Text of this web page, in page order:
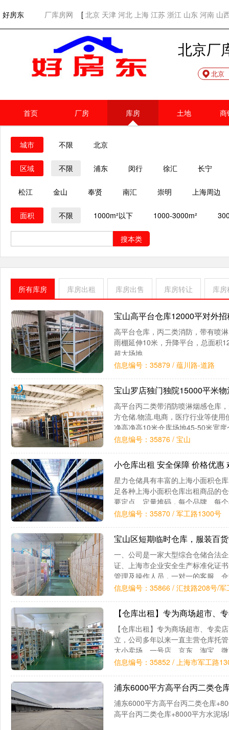
好房东 厂库房网 [ 北京 天津 河北 上海 江苏 浙江 山东 河南 山
欢迎访问好房东！网站首页
北京厂
北京
首页 厂房 库房 土地 商
城市 不限 北京
区域 不限 浦东 闵行 徐汇 长宁
松江 金山 奉贤 南汇 崇明 上海周边
面积 不限 1000m²以下 1000-3000m²
搜本类
所有库房 库房出租 库房出售 库房转让 库
宝山高平台仓库12000平对外
高平台仓库，丙二类消防，带有喷
雨棚延伸10米，升降平台，总面积
超大场地
信息编号：35879 / 蕴川路-道路
宝山罗店独门独院15000平米
高平台丙二类带消防喷淋烟感仓库
方仓储.物流.电商，医疗行业等使
净高净高10米仓库场地45-50米宽
统；备用发电机仓库承重3吨/平
信息编号：35876 / 宝山
小仓库出租 安全保障 价格优惠
星力仓储具有丰富的上海小面积仓
足各种上海小面积仓库出租商品的
要定点、定量堆码，每个品牌、每
包装的性质固定每垛商品的数
信息编号：35870 / 军工路1300号
宝山区短期临时仓库，服装百
一、公司是一家大型综合仓储合法
证、上海市企业安全生产标准化证
管理及操作人员，一对一的客服、
米标准库房，地处市区位置，交通
信息编号：35866 / 汇技路208号/
【仓库出租】专为商场超市、
【仓库出租】专为商场超市、专卖
立，公司多年以来一直主营仓库‌‌托
大小卖场、一号店、京东、淘宝、
等，单品涉及几十万种，还提供
信息编号：35852 / 上海市军工路
浦东6000平方高平台丙二类仓
浦东6000平方高平台丙二类仓库
高平台丙二类仓库+8000平方水泥